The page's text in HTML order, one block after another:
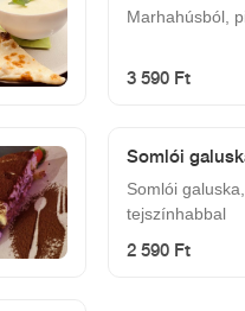
Marhahúsból,
3 590 Ft
Somlói
Somlói
tejszínhabbal
2 590 Ft